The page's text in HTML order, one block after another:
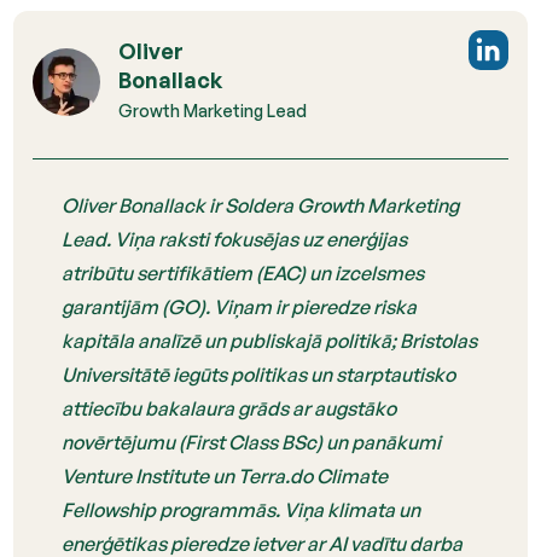
Oliver
Bonallack
Growth Marketing Lead
Oliver Bonallack ir Soldera Growth Marketing
Lead. Viņa raksti fokusējas uz enerģijas
atribūtu sertifikātiem (EAC) un izcelsmes
garantijām (GO). Viņam ir pieredze riska
kapitāla analīzē un publiskajā politikā; Bristolas
Universitātē iegūts politikas un starptautisko
attiecību bakalaura grāds ar augstāko
novērtējumu (First Class BSc) un panākumi
Venture Institute un Terra.do Climate
Fellowship programmās. Viņa klimata un
enerģētikas pieredze ietver ar AI vadītu darba